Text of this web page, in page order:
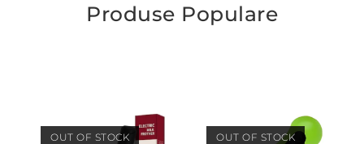
Produse Populare
OUT OF STOCK OUT OF STOCK